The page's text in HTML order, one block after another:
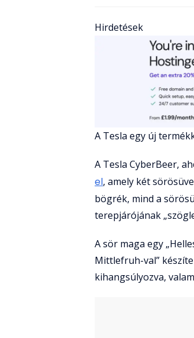
Hirdetések
A Tesla egy új
A Tesla CyberBeer,
el, amely két
bögrék, mind a
terepjárójának
A sör maga egy
Mittlefruh-val”
kihangsúlyozva,